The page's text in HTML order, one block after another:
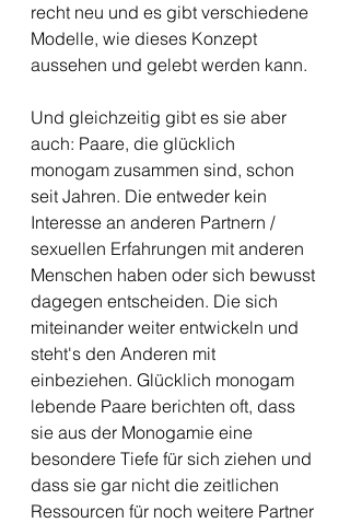
recht neu und es gibt verschiedene
Modelle, wie dieses Konzept
aussehen und gelebt werden kann.
Und gleichzeitig gibt es sie aber
auch: Paare, die glücklich
monogam zusammen sind, schon
seit Jahren. Die entweder kein
Interesse an anderen Partnern /
sexuellen Erfahrungen mit anderen
Menschen haben oder sich bewusst
dagegen entscheiden. Die sich
miteinander weiter entwickeln und
steht's den Anderen mit
einbeziehen. Glücklich monogam
lebende Paare berichten oft, dass
sie aus der Monogamie eine
besondere Tiefe für sich ziehen und
dass sie gar nicht die zeitlichen
Ressourcen für noch weitere Partner